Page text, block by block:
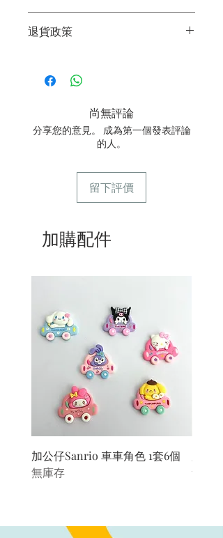
2/ 下單後24小時內會有專人電郵確認訂
單
3/ 取貨時需要出示確認訊息 或 訂單編
店】
6/ 送貨訂單：本店只提供營業時間內送
貨。運費請參考
常見問題。
7/ 營業時間：請參考本網站
2/ 運送時避免大力搖晃
退貨政策
作，不設退換。
尚無評論
分享您的意見。 成為第一個發表評論
的人。
留下評價
加購配件
加公仔Sanrio 車車角色 1套6個
無庫存
無庫存